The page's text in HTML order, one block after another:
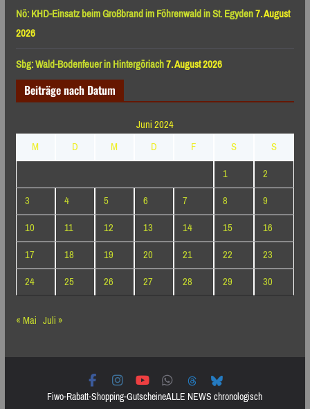
Nö: KHD-Einsatz beim Großbrand im Föhrenwald in St. Egyden7. August
2026
Sbg: Wald-Bodenfeuer in Hintergöriach7. August 2026
Beiträge nach Datum
Juni 2024
M
D M D F S
S
1
2
3
4 5 6 7 8
9
10
11 12 13 14 15
16
17
18 19 20 21 22
23
24
25 26 27 28 29
30
« Mai Juli »
Fiwo-Rabatt-Shopping-GutscheineALLE NEWS chronologisch